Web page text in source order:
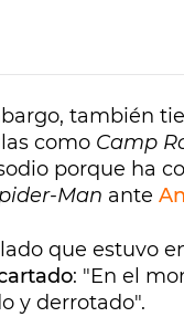
también
como Camp
porque ha
Man ante
que estuvo
: "En el
y derrotado".